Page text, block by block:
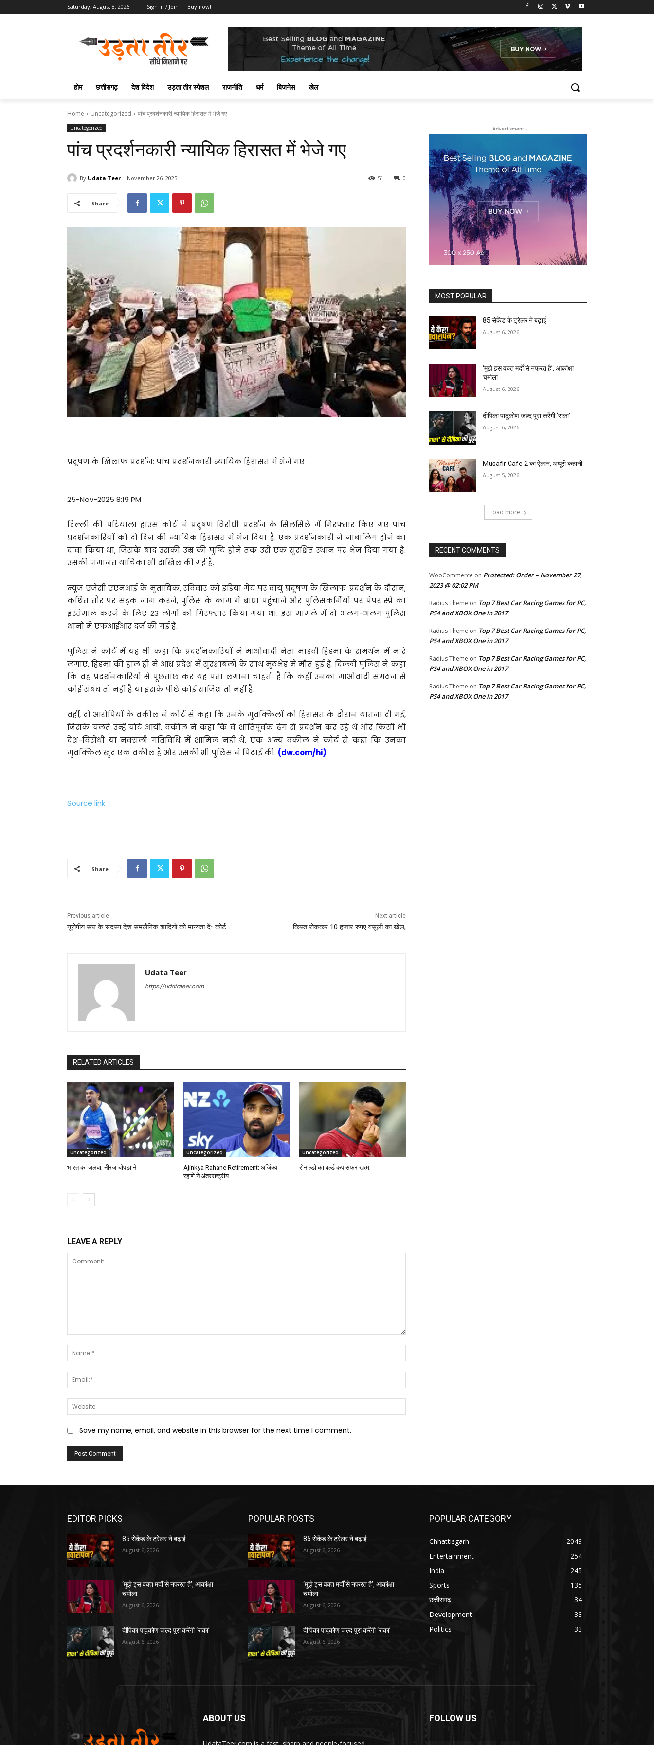
Saturday, August 8, 2026 Sign in / Join Buy now!
होम छत्तीसगढ़ देश विदेश उड़ता तीर स्पेशल राजनीति धर्म बिजनेस खेल
Home Uncategorized पांच प्रदर्शनकारी न्यायिक हिरासत में भेजे गए
Uncategorized
पांच प्रदर्शनकारी न्यायिक हिरासत में भेजे गए
By Udata Teer November 26, 2025 0
51
Share
प्रदूषण के खिलाफ प्रदर्शन: पांच प्रदर्शनकारी न्यायिक हिरासत में भेजे गए
25-Nov-2025 8:19 PM
दिल्ली की पटियाला हाउस कोर्ट ने प्रदूषण विरोधी प्रदर्शन के सिलसिले में गिरफ्तार किए गए पांच
प्रदर्शनकारियों को दो दिन की न्यायिक हिरासत में भेज दिया है. एक प्रदर्शनकारी ने नाबालिग होने का
दावा किया था, जिसके बाद उसकी उम्र की पुष्टि होने तक उसे एक सुरक्षित स्थान पर भेज दिया गया है.
उसकी जमानत याचिका भी दाखिल की गई है.
न्यूज एजेंसी एएनआई के मुताबिक, रविवार को इंडिया गेट पर वायु प्रदूषण के खिलाफ प्रदर्शन के दौरान,
कथित तौर पर सड़क जाम करने, पुलिस के काम में बाधा पहुंचाने और पुलिसकर्मियों पर पेपर स्प्रे का
इस्तेमाल करने के लिए 23 लोगों को गिरफ्तार किया गया था. इस मामले में दो अलग-अलग पुलिस
थानों में एफआईआर दर्ज की गई है.
पुलिस ने कोर्ट में यह भी कहा कि प्रदर्शनकारियों ने माओवादी नेता माडवी हिडमा के समर्थन में नारे
लगाए. हिडमा की हाल ही में आंध्र प्रदेश में सुरक्षाबलों के साथ मुठभेड़ में मौत हुई है. दिल्ली पुलिस ने कहा
कि वह प्रदर्शनकारियों से पूछताछ कर यह पता लगाना चाहती है कि कहीं उनका माओवादी संगठन से
कोई संबंध तो नहीं है या इसके पीछे कोई साजिश तो नहीं है.
वहीं, दो आरोपियों के वकील ने कोर्ट से कहा कि उनके मुवक्किलों को हिरासत के दौरान यातना दी गई,
जिसके चलते उन्हें चोटें आयीं. वकील ने कहा कि वे शांतिपूर्वक ढंग से प्रदर्शन कर रहे थे और किसी भी
देश-विरोधी या नक्सली गतिविधि में शामिल नहीं थे. एक अन्य वकील ने कोर्ट से कहा कि उनका
मुवक्किल खुद एक वकील है और उसकी भी पुलिस ने पिटाई की. (dw.com/hi)
Source link
Share
Previous article
यूरोपीय संघ के सदस्य देश समलैंगिक शादियों को मान्यता देंः कोर्ट
Next article
किस्त रोककर 10 हजार रुपए वसूली का खेल,
Udata Teer
https://udatateer.com
RELATED ARTICLES
Uncategorized
भारत का जलवा, नीरज चोपड़ा ने
Uncategorized
Ajinkya Rahane Retirement: अजिंक्य
रहाणे ने अंतरराष्ट्रीय
Uncategorized
रोनाल्डो का वर्ल्ड कप सफर खत्म,
LEAVE A REPLY
Save my name, email, and website in this browser for the next time I comment.
- Advertisment -
MOST POPULAR
85 सेकेंड के ट्रेलर ने बढ़ाई
August 6, 2026
‘मुझे इस वक्त मर्दों से नफरत है’, आकांक्षा
चमोला
August 6, 2026
दीपिका पादुकोण जल्द पूरा करेंगी ‘राका’
August 6, 2026
Musafir Cafe 2 का ऐलान, अधूरी कहानी
August 5, 2026
Load more
RECENT COMMENTS
WooCommerce on Protected: Order – November 27,
2023 @ 02:02 PM
Radius Theme on Top 7 Best Car Racing Games for PC,
PS4 and XBOX One in 2017
Radius Theme on Top 7 Best Car Racing Games for PC,
PS4 and XBOX One in 2017
Radius Theme on Top 7 Best Car Racing Games for PC,
PS4 and XBOX One in 2017
Radius Theme on Top 7 Best Car Racing Games for PC,
PS4 and XBOX One in 2017
EDITOR PICKS
85 सेकेंड के ट्रेलर ने बढ़ाई
August 6, 2026
‘मुझे इस वक्त मर्दों से नफरत है’, आकांक्षा
चमोला
August 6, 2026
दीपिका पादुकोण जल्द पूरा करेंगी ‘राका’
August 6, 2026
POPULAR POSTS
85 सेकेंड के ट्रेलर ने बढ़ाई
August 6, 2026
‘मुझे इस वक्त मर्दों से नफरत है’, आकांक्षा
चमोला
August 6, 2026
दीपिका पादुकोण जल्द पूरा करेंगी ‘राका’
August 6, 2026
POPULAR CATEGORY
Chhattisgarh
2049
Entertainment
254
India
245
Sports
135
छत्तीसगढ़
34
Development
33
Politics
33
ABOUT US
UdataTeer.com is a fast, sharp and people-focused
FOLLOW US